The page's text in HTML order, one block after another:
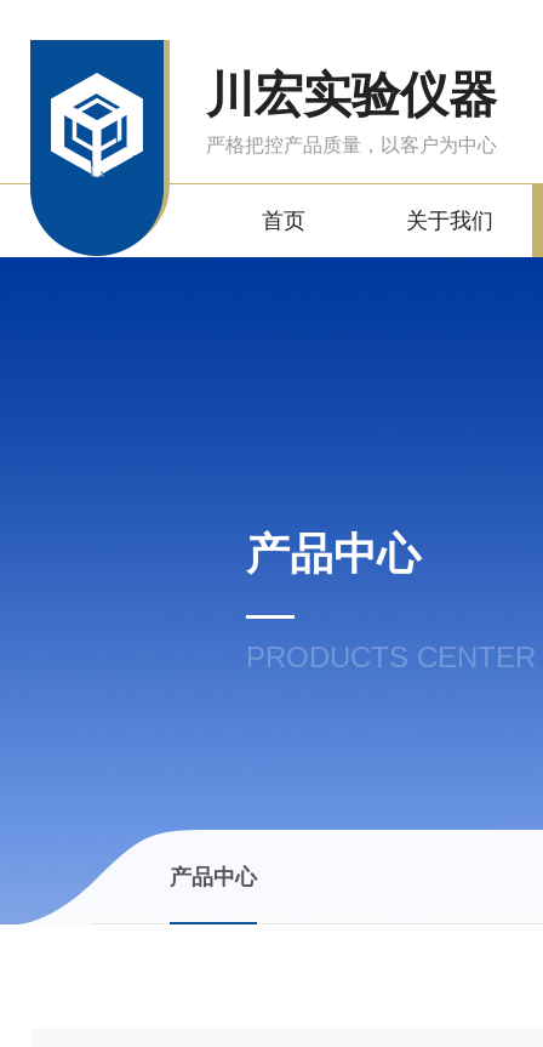
川宏实验仪器
严格把控产品质量，以客户为中心
首页 关于我们
产品中心
PRODUCTS CENTER
产品中心